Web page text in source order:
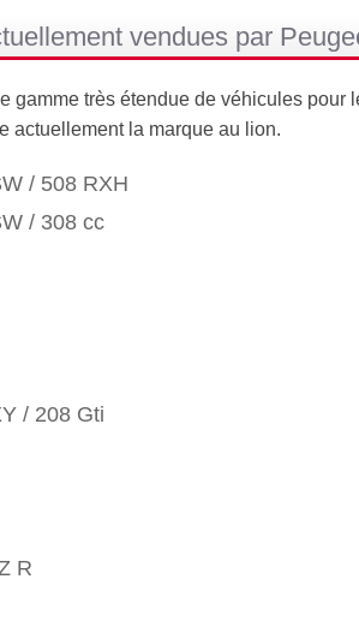
vendues par
gamme très étendue de véhicules
actuellement la marque au lion.
/ 508 RXH
/ 308 cc
/ 208 Gti
R